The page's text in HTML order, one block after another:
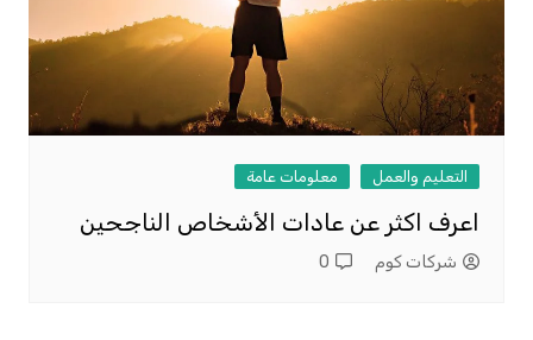
التعليم والعمل معلومات عامة
اعرف اكثر عن عادات الأشخاص الناجحين
شركات كوم 0